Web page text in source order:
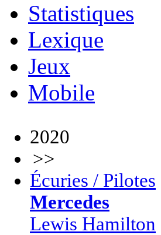
Statistiques
Lexique
Jeux
Mobile
2020
>>
Écuries / Pilotes
Mercedes
Lewis Hamilton